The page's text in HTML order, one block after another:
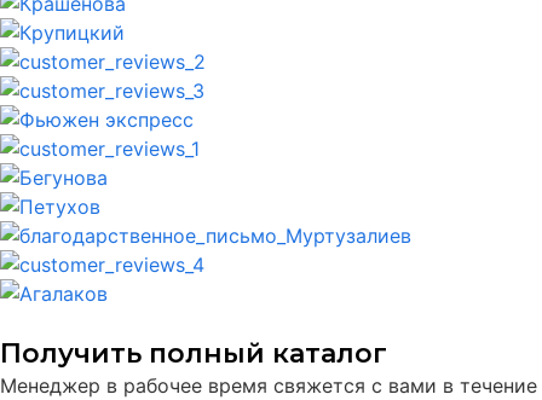
Получить полный каталог
Менеджер в рабочее время свяжется с вами в течение